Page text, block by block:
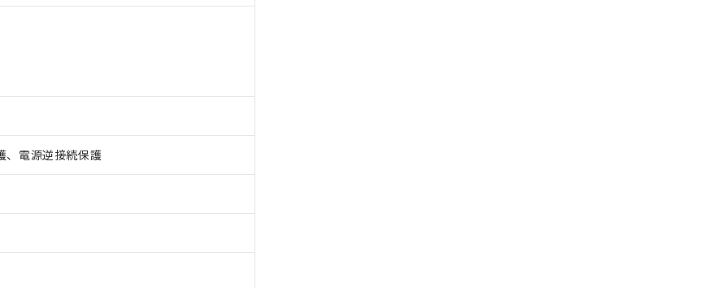
、電源逆接続保護
ただき、同意のうえご利用ください。
令（10物質）の非含有に対応した製品に切り替える予定のある商品です。
指令（10物質）の非含有に非対応の商品で、対応品を出す予定はありません。
料など無形物で、有害物質有無と関係のない商品です。
、非含有部品としていたものが、含有品と判明した場合などやむを得ず変更すること
表
含有率が中国RoHSの基準値以下であることを示します。